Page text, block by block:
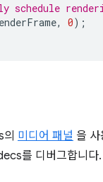
schedule
, 0);
미디어 패널 을
를 디버그합니다.